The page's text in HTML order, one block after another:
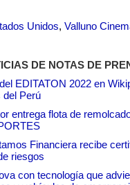
Unidos, Valluno
DE NOTAS DE
EDITATON 2022 en
del Perú
entrega flota de
Financiera recibe
riesgos
con tecnología que